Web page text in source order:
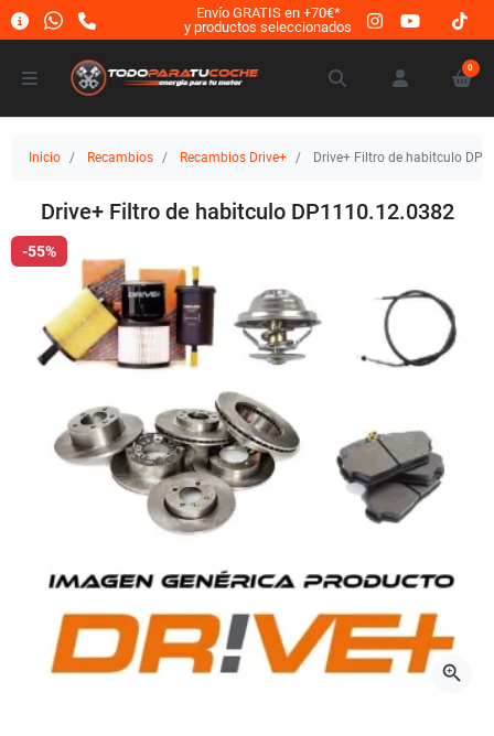
Envío GRATIS en +70€*
y productos seleccionados
0
Inicio Recambios Recambios Drive+ Drive+ Filtro de habitculo
Drive+ Filtro de habitculo DP1110.12.0382
-55%
zoom_in